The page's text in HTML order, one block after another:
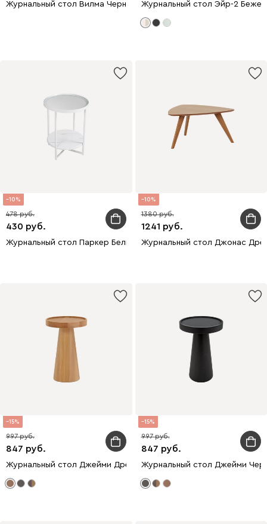
Журнальный стол Вилма Черный Журнальный стол Эйр-2
10
430
478
Журнальный стол Паркер Белый
10
1241
1380
Журнальный стол Джонас
15
847
997
Журнальный стол Джейми Древесный
15
847
997
Журнальный стол Джейми